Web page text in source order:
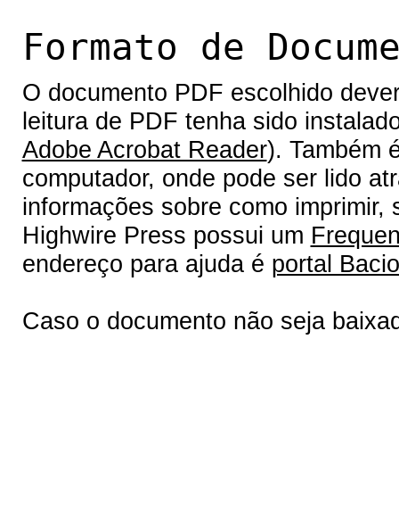
Formato de
O documento PDF escolhido
leitura de PDF tenha sido
Adobe Acrobat Reader). Também
computador, onde pode ser lido
informações sobre como
Highwire Press possui um
endereço para ajuda é portal
Caso o documento não seja